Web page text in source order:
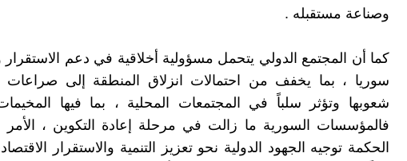
وصناعة مستقبله .
كما أن المجتمع الدولي يتحمل مسؤولية أخلاقية في دعم الاستقرار
سوريا ، بما يخفف من احتمالات انزلاق المنطقة إلى
شعوبها وتؤثر سلباً في المجتمعات المحلية ، بما فيها
فالمؤسسات السورية ما زالت في مرحلة إعادة التكوين ،
الحكمة توجيه الجهود الدولية نحو تعزيز التنمية والاستقرار